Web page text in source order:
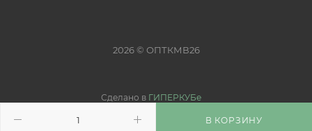
В КОРЗИНУ
2026 © ОПТКМВ26
Сделано в ГИПЕРКУБе